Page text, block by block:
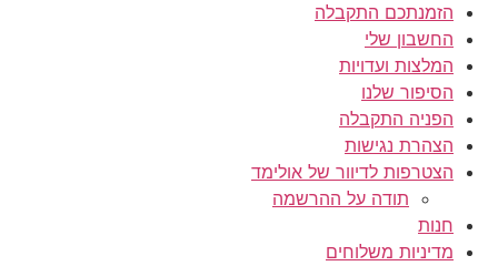
הזמנתכם התקבלה
החשבון שלי
המלצות ועדויות
הסיפור שלנו
הפניה התקבלה
הצהרת נגישות
הצטרפות לדיוור של אולימד
תודה על ההרשמה
חנות
מדיניות משלוחים